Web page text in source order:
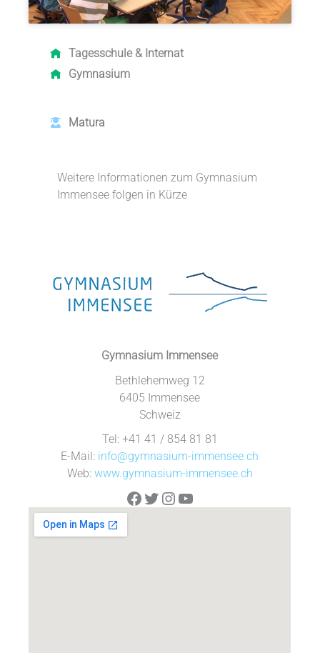
Tagesschule & Internat
Gymnasium
Matura
Weitere Informationen zum Gymnasium
Immensee folgen in Kürze
Gymnasium Immensee
Bethlehemweg 12
6405 Immensee
Schweiz
Tel: +41 41 / 854 81 81
E-Mail: info@gymnasium-immensee.ch
Web: www.gymnasium-immensee.ch
Facebook
Twitter
Instagram
YouTube